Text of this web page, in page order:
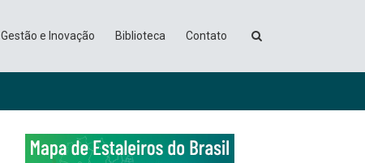
Gestão e Inovação Biblioteca Contato